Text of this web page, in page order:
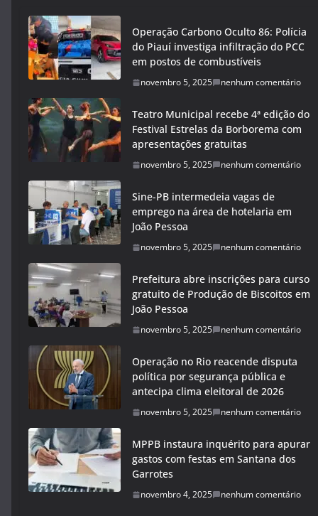
Operação Carbono Oculto 86: Polícia
do Piauí investiga infiltração do PCC
em postos de combustíveis
novembro 5, 2025 nenhum comentário
Teatro Municipal recebe 4ª edição do
Festival Estrelas da Borborema com
apresentações gratuitas
novembro 5, 2025 nenhum comentário
Sine-PB intermedeia vagas de
emprego na área de hotelaria em
João Pessoa
novembro 5, 2025 nenhum comentário
Prefeitura abre inscrições para curso
gratuito de Produção de Biscoitos em
João Pessoa
novembro 5, 2025 nenhum comentário
Operação no Rio reacende disputa
política por segurança pública e
antecipa clima eleitoral de 2026
novembro 5, 2025 nenhum comentário
MPPB instaura inquérito para apurar
gastos com festas em Santana dos
Garrotes
novembro 4, 2025 nenhum comentário